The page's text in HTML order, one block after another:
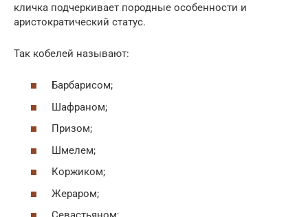
кличка подчеркивает породные особенности и
аристократический статус.
Так кобелей называют:
Барбарисом;
Шафраном;
Призом;
Шмелем;
Коржиком;
Жераром;